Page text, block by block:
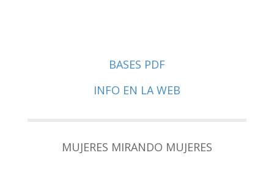
BASES PDF
INFO EN LA WEB
MUJERES MIRANDO MUJERES